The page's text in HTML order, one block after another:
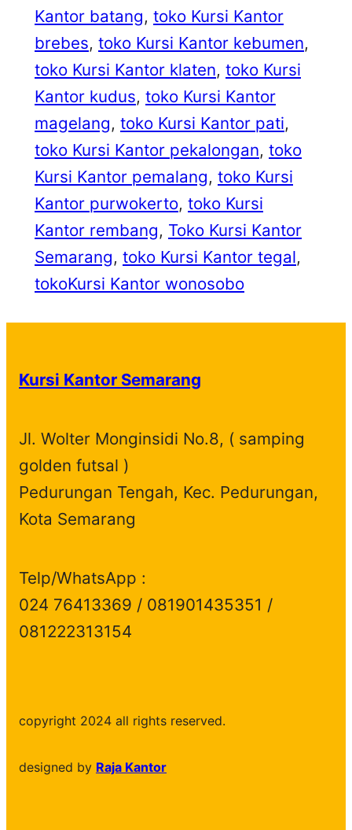
Kantor batang, toko Kursi Kantor
brebes, toko Kursi Kantor kebumen
toko Kursi Kantor klaten, toko Kursi
Kantor kudus, toko Kursi Kantor
magelang, toko Kursi Kantor pati
toko Kursi Kantor pekalongan, toko
Kursi Kantor pemalang, toko Kursi
Kantor purwokerto, toko Kursi
Kantor rembang, Toko Kursi Kantor
Semarang, toko Kursi Kantor tegal
tokoKursi Kantor wonosobo
Kursi Kantor Semarang
Jl. Wolter Monginsidi No.8, ( samping
golden futsal )
Pedurungan Tengah, Kec. Pedurungan,
Kota Semarang
Telp/WhatsApp :
024 76413369 / 081901435351 /
081222313154
copyright 2024 all rights reserved.
designed by Raja Kantor